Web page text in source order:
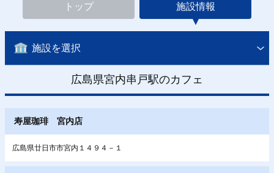
トップ 施設情報
施設を選択
広島県宮内串戸駅のカフェ
寿屋珈琲 宮内店
広島県廿日市市宮内１４９４－１